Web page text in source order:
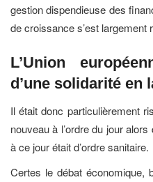
gestion dispendieuse des
de croissance s’est largement
L’Union
d’une solidarité en
Il était donc particulièrement
nouveau à l’ordre du jour
à ce jour était d’ordre sanitaire.
Certes le débat économique,